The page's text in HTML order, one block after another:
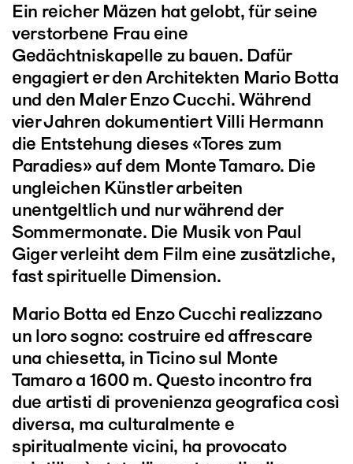
Ein reicher Mäzen hat gelobt, für seine
verstorbene Frau eine
Gedächtniskapelle zu bauen. Dafür
engagiert er den Architekten Mario Botta
und den Maler Enzo Cucchi. Während
vier Jahren dokumentiert Villi Hermann
die Entstehung dieses «Tores zum
Paradies» auf dem Monte Tamaro. Die
ungleichen Künstler arbeiten
unentgeltlich und nur während der
Sommermonate. Die Musik von Paul
Giger verleiht dem Film eine zusätzliche,
fast spirituelle Dimension.
Mario Botta ed Enzo Cucchi realizzano
un loro sogno: costruire ed affrescare
una chiesetta, in Ticino sul Monte
Tamaro a 1600 m. Questo incontro fra
due artisti di provenienza geografica così
diversa, ma culturalmente e
spiritualmente vicini, ha provocato